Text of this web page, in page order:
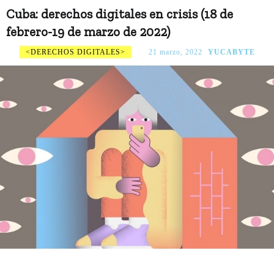
Cuba: derechos digitales en crisis (18 de
febrero-19 de marzo de 2022)
DERECHOS DIGITALES 21 marzo, 2022 YUCABYTE